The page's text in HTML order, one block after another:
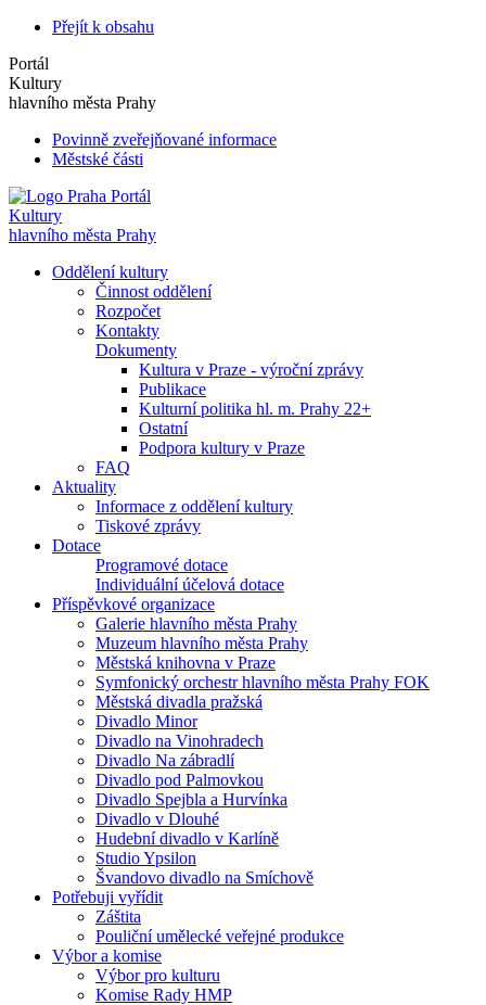
Přejít k obsahu
Portál
Kultury
hlavního města Prahy
Povinně zveřejňované informace
Městské části
Portál
Kultury
hlavního města Prahy
Oddělení kultury
Činnost oddělení
Rozpočet
Kontakty
Dokumenty
Kultura v Praze - výroční zprávy
Publikace
Kulturní politika hl. m. Prahy 22+
Ostatní
Podpora kultury v Praze
FAQ
Aktuality
Informace z oddělení kultury
Tiskové zprávy
Dotace
Programové dotace
Individuální účelová dotace
Příspěvkové organizace
Galerie hlavního města Prahy
Muzeum hlavního města Prahy
Městská knihovna v Praze
Symfonický orchestr hlavního města Prahy FOK
Městská divadla pražská
Divadlo Minor
Divadlo na Vinohradech
Divadlo Na zábradlí
Divadlo pod Palmovkou
Divadlo Spejbla a Hurvínka
Divadlo v Dlouhé
Hudební divadlo v Karlíně
Studio Ypsilon
Švandovo divadlo na Smíchově
Potřebuji vyřídit
Záštita
Pouliční umělecké veřejné produkce
Výbor a komise
Výbor pro kulturu
Komise Rady HMP